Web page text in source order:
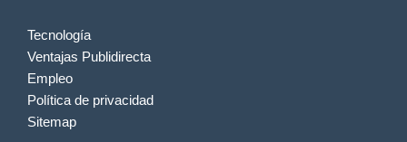
Tecnología
Ventajas Publidirecta
Empleo
Política de privacidad
Sitemap